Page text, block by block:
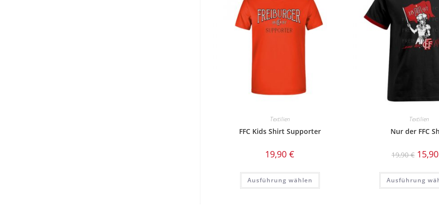
Textilien
FFC Kids Shirt Supporter
19,90€
Ausführung wählen
Dieses
weist
Textilien
Nur der FFC
19,90€ Preis
19,90
Ausführung